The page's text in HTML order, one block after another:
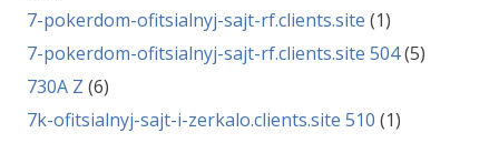
7-pokerdom-ofitsialnyj-sajt-rf.clients.site (1)
7-pokerdom-ofitsialnyj-sajt-rf.clients.site 504(5)
730A Z (6)
7k-ofitsialnyj-sajt-i-zerkalo.clients.site 510 (1)